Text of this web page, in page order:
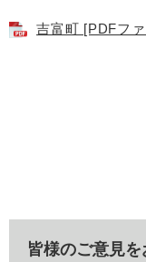
吉富町 [PDFフ
皆様のご意見を